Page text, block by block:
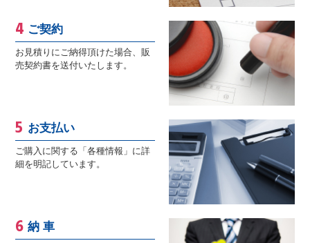
ご契約
お見積りにご納得頂けた場合、販
売契約書を送付いたします。
お支払い
ご購入に関する「各種情報」に詳
細を明記しています。
納 車